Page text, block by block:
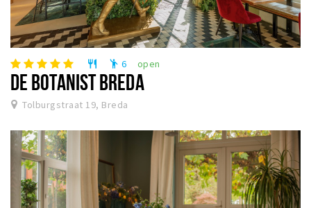
restaurant emoji_people 6 open
DE BOTANIST BREDA
Tolburgstraat 19, Breda